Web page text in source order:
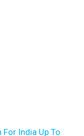
India Up To